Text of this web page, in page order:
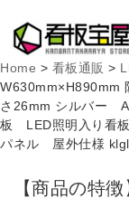
Home > 看板通販 >
W630mm×H890mm
さ26mm シルバー
板 LED照明入り看
パネル 屋外仕様
【商品の特徴